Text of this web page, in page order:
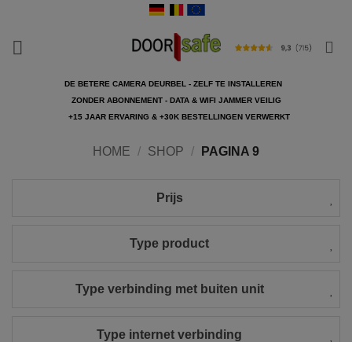
DE BETERE CAMERA DEURBEL - ZELF TE INSTALLEREN
ZONDER ABONNEMENT - DATA & WIFI JAMMER VEILIG
+15 JAAR ERVARING & +30K BESTELLINGEN VERWERKT
HOME / SHOP / PAGINA 9
Prijs
Type product
Type verbinding met buiten unit
Type internet verbinding